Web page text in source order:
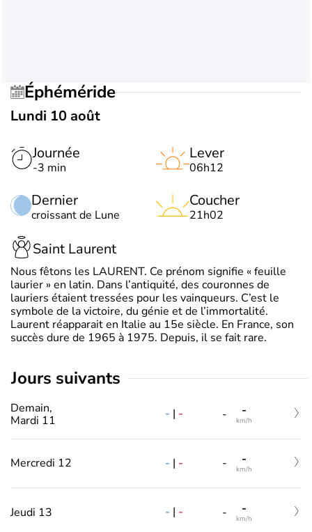
Éphéméride
Lundi 10 août
Journée
-3 min
Dernier
croissant de Lune
Lever
06h12
Coucher
21h02
Saint Laurent
Nous fêtons les LAURENT. Ce prénom signifie « feuille
laurier » en latin. Dans l’antiquité, des couronnes de
lauriers étaient tressées pour les vainqueurs. C’est le
symbole de la victoire, du génie et de l’immortalité.
Laurent réapparait en Italie au 15e siècle. En France, son
succès dure de 1965 à 1975. Depuis, il se fait rare.
jours suivants
Demain,
Mardi 11
- | - - -
km/h
Mercredi 12 - | - - -
km/h
Jeudi 13 - | - - -
km/h